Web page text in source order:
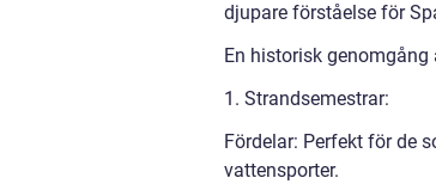
djupare förståelse för
En historisk
1. Strandsemestrar:
Fördelar: Perfekt för de
vattensporter.